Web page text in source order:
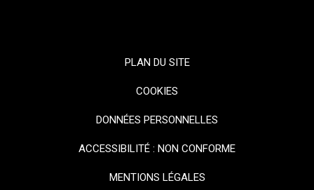
PLAN DU SITE
COOKIES
DONNÉES PERSONNELLES
ACCESSIBILITÉ : NON CONFORME
MENTIONS LÉGALES